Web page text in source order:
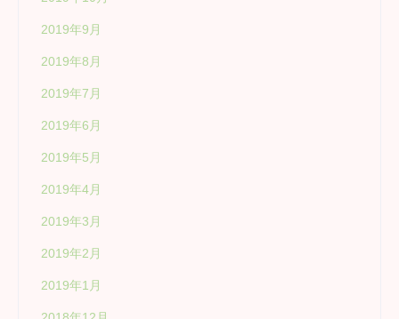
2019年9月
2019年8月
2019年7月
2019年6月
2019年5月
2019年4月
2019年3月
2019年2月
2019年1月